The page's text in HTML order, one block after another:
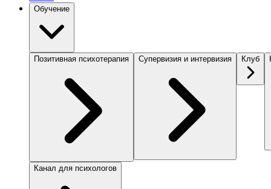
Обучение
Позитивная психотерапия Супервизия и интервизия Клуб
Канал для психологов